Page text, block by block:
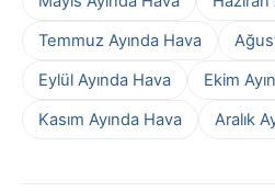
Temmuz Ayında Hava
Eylül Ayında Hava
Ekim
Kasım Ayında Hava
Aralık